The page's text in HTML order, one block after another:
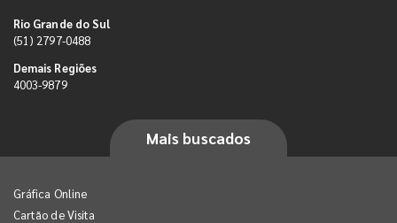
Rio Grande do Sul
(51) 2797-0488
Demais Regiões
4003-9879
Mais buscados
Gráfica Online
Cartão de Visita